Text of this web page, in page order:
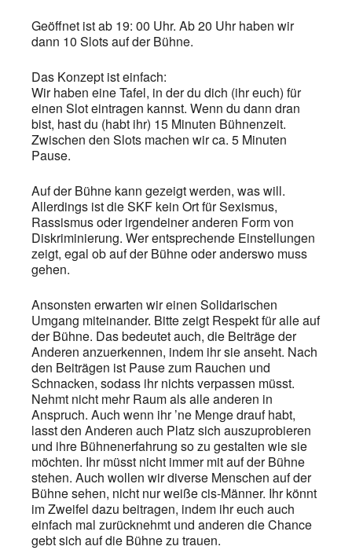
Geöffnet ist ab 19: 00 Uhr. Ab 20 Uhr haben wir
dann 10 Slots auf der Bühne.
Das Konzept ist einfach:
Wir haben eine Tafel, in der du dich (ihr euch) für
einen Slot eintragen kannst. Wenn du dann dran
bist, hast du (habt ihr) 15 Minuten Bühnenzeit.
Zwischen den Slots machen wir ca. 5 Minuten
Pause.
Auf der Bühne kann gezeigt werden, was will.
Allerdings ist die SKF kein Ort für Sexismus,
Rassismus oder irgendeiner anderen Form von
Diskriminierung. Wer entsprechende Einstellungen
zeigt, egal ob auf der Bühne oder anderswo muss
gehen.
Ansonsten erwarten wir einen Solidarischen
Umgang miteinander. Bitte zeigt Respekt für alle auf
der Bühne. Das bedeutet auch, die Beiträge der
Anderen anzuerkennen, indem ihr sie anseht. Nach
den Beiträgen ist Pause zum Rauchen und
Schnacken, sodass ihr nichts verpassen müsst.
Nehmt nicht mehr Raum als alle anderen in
Anspruch. Auch wenn ihr ’ne Menge drauf habt,
lasst den Anderen auch Platz sich auszuprobieren
und ihre Bühnenerfahrung so zu gestalten wie sie
möchten. Ihr müsst nicht immer mit auf der Bühne
stehen. Auch wollen wir diverse Menschen auf der
Bühne sehen, nicht nur weiße cis-Männer. Ihr könnt
im Zweifel dazu beitragen, indem ihr euch auch
einfach mal zurücknehmt und anderen die Chance
gebt sich auf die Bühne zu trauen.